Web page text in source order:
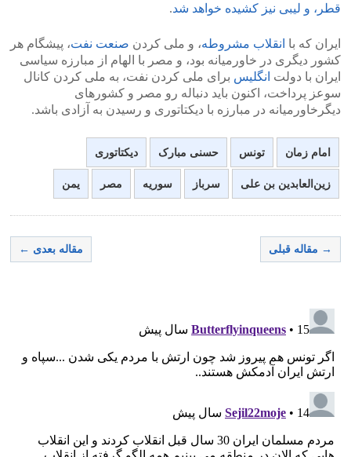
قطر، و لیبی نیز کشیده خواهد شد.
ایران که با انقلاب مشروطه، و ملی کردن صنعت نفت، پیشگام هر
کشور دیگری در خاورمیانه بود، و مصر با الهام از مبارزه سیاسی
ایران با دولت انگلیس برای ملی کردن نفت، به ملی کردن کانال
سوعز پرداخت، اکنون باید دنباله رو مصر و کشورهای
دیگرخاورمیانه در مبارزه با دیکتاتوری و رسیدن به آزادی باشد.
امام زمان تونس حسنی مبارک دیکتاتوری
زین‌العابدین بن علی سرباز سوریه مصر یمن
→ مقاله قبلی مقاله بعدی ←